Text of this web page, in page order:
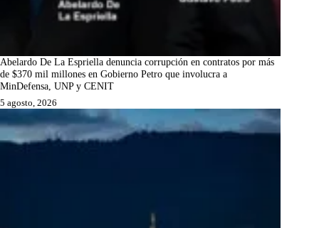
Abelardo De La Espriella denuncia corrupción en contratos por más
de $370 mil millones en Gobierno Petro que involucra a
MinDefensa, UNP y CENIT
5 agosto, 2026